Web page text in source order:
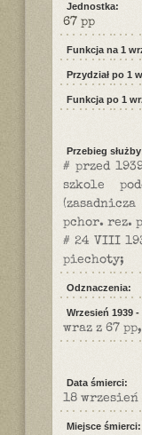
Jednostka:
67 pp
Funkcja na 1
Przydział po 1
Funkcja po 1
Przebieg
# przed
szkole
pchor. rez.
# 24 VIII
piechoty;
Odznaczenia:
Wrzesień 1939
wraz z 67
Data śmierci:
18 wrzesień
Miejsce śmierci: